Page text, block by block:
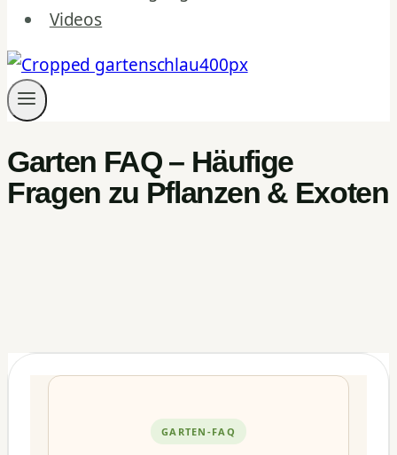
Videos
Garten FAQ – Häufige
Fragen zu Pflanzen & Exoten
GARTEN-FAQ